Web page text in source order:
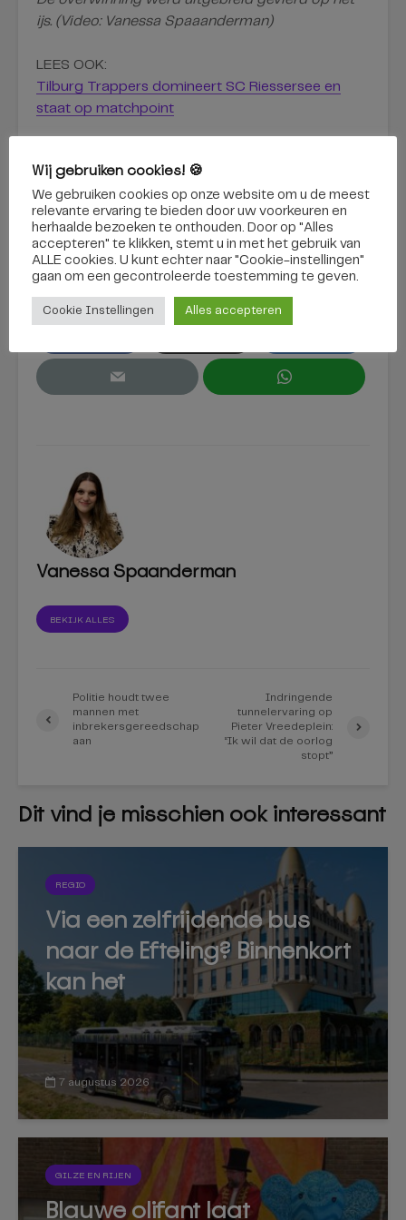
ijs. (Video: Vanessa Spaaanderman)
LEES OOK:
Tilburg Trappers domineert SC Riessersee en
staat op matchpoint
kwartfinale play-offs SC Riessersee
tilburg trappers
Vanessa Spaanderman
BEKIJK ALLES
Politie houdt twee
mannen met
inbrekersgereedschap
aan
Indringende
tunnelervaring op
Pieter Vreedeplein:
“Ik wil dat de oorlog
stopt”
Dit vind je misschien ook interessant
REGIO
Via een zelfrijdende bus
naar de Efteling? Binnenkort
kan het
7 augustus 2026
GILZE EN RIJEN
Blauwe olifant laat
Wij gebruiken cookies! 🍪
We gebruiken cookies op onze website om u de meest
relevante ervaring te bieden door uw voorkeuren en
herhaalde bezoeken te onthouden. Door op "Alles
accepteren" te klikken, stemt u in met het gebruik van
ALLE cookies. U kunt echter naar "Cookie-instellingen"
gaan om een ​​gecontroleerde toestemming te geven.
Cookie Instellingen Alles accepteren